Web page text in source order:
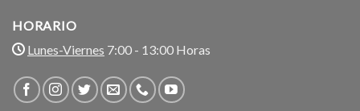
HORARIO
Lunes-Viernes 7:00 - 13:00 Horas